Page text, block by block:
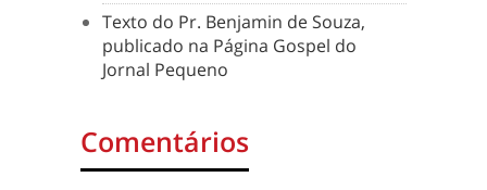
Texto do Pr. Benjamin de Souza,
publicado na Página Gospel do
Jornal Pequeno
Comentários